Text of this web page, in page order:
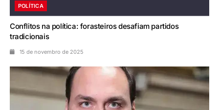
POLÍTICA
Conflitos na política: forasteiros desafiam partidos
tradicionais
15 de novembro de 2025